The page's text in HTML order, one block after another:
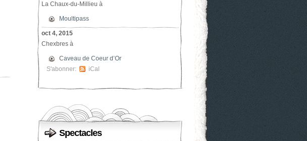
La Chaux-du-Millieu à
Moultipass
oct 4, 2015
Chexbres à
Caveau de Coeur d’Or
S'abonner:
iCal
Spectacles